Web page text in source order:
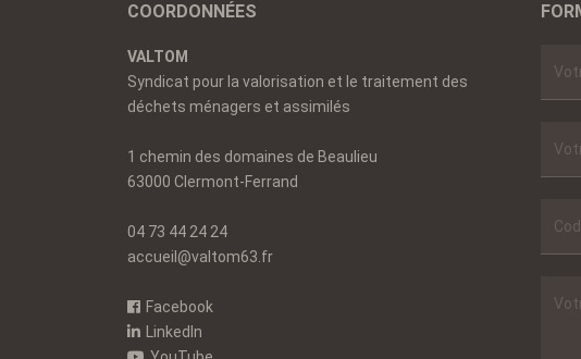
COORDONNÉES
VALTOM
Syndicat pour la valorisation et le traitement des
déchets ménagers et assimilés
1 chemin des domaines de Beaulieu
63000 Clermont-Ferrand
04 73 44 24 24
accueil@valtom63.fr
Facebook
LinkedIn